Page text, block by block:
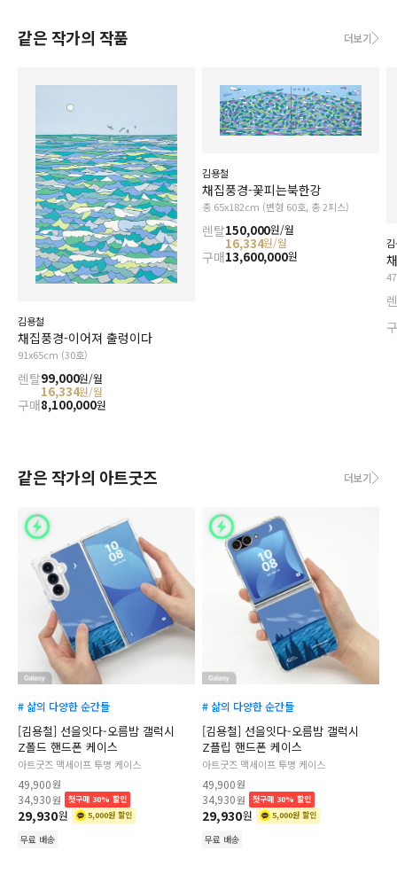
같은 작가의 작품 더보기
김용철
채집풍경-이어져 출렁이다
91x65cm (30호)
렌탈99,000원/월
16,334원/월
구매8,100,000원
김용철
채집풍경-꽃피는북한강
총 65x182cm (변형 60호, 총 2피스)
렌탈150,000원/월
16,334원/월
구매13,600,000원
같은 작가의 아트굿즈 더보기
# 삶의 다양한 순간들
[김용철] 선을잇다-오름밤 갤럭시
Z폴드 핸드폰 케이스
아트굿즈 맥세이프 투명 케이스
49,900원
34,930원 첫구매 30% 할인
29,930원 5,000원 할인
무료 배송
# 삶의 다양한 순간들
[김용철] 선을잇다-오름밤 갤럭시
Z플립 핸드폰 케이스
아트굿즈 맥세이프 투명 케이스
49,900원
34,930원 첫구매 30% 할인
29,930원 5,000원 할인
무료 배송